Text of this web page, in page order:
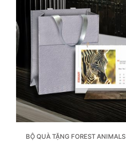
BỘ QUÀ TẶNG FOREST ANIMALS